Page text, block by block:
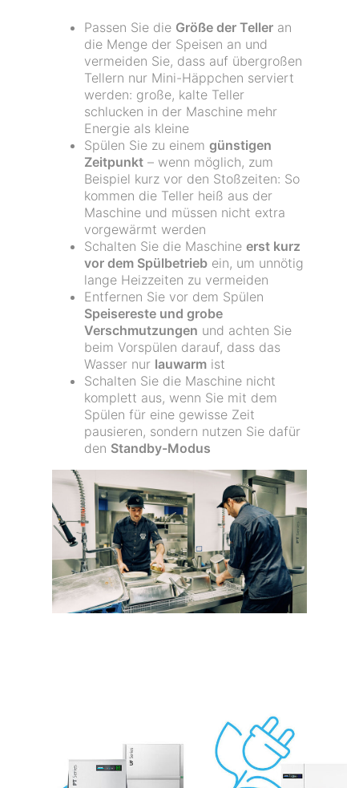
Passen Sie die Größe der Teller an
die Menge der Speisen an und
vermeiden Sie, dass auf übergroßen
Tellern nur Mini-Häppchen serviert
werden: große, kalte Teller
schlucken in der Maschine mehr
Energie als kleine
Spülen Sie zu einem günstigen
Zeitpunkt – wenn möglich, zum
Beispiel kurz vor den Stoßzeiten: So
kommen die Teller heiß aus der
Maschine und müssen nicht extra
vorgewärmt werden
Schalten Sie die Maschine erst kurz
vor dem Spülbetrieb ein, um unnötig
lange Heizzeiten zu vermeiden
Entfernen Sie vor dem Spülen
Speisereste und grobe
Verschmutzungen und achten Sie
beim Vorspülen darauf, dass das
Wasser nur lauwarm ist
Schalten Sie die Maschine nicht
komplett aus, wenn Sie mit dem
Spülen für eine gewisse Zeit
pausieren, sondern nutzen Sie dafür
den Standby-Modus